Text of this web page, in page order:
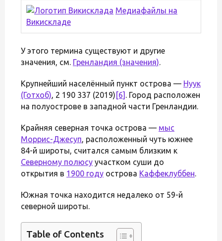
Медиафайлы на
Викискладе
У этого термина существуют и другие
значения, см. Гренландия (значения).
Крупнейший населённый пункт острова — Нуук
(Готхоб), 2 190 337 (2019) [6] . Город расположен
на полуострове в западной части Гренландии.
Крайняя северная точка острова — мыс
Моррис-Джесуп, расположенный чуть южнее
84-й широты, считался самым близким к
Северному полюсу участком суши до
открытия в 1900 году острова Каффеклуббен.
Южная точка находится недалеко от 59-й
северной широты.
Table of Contents